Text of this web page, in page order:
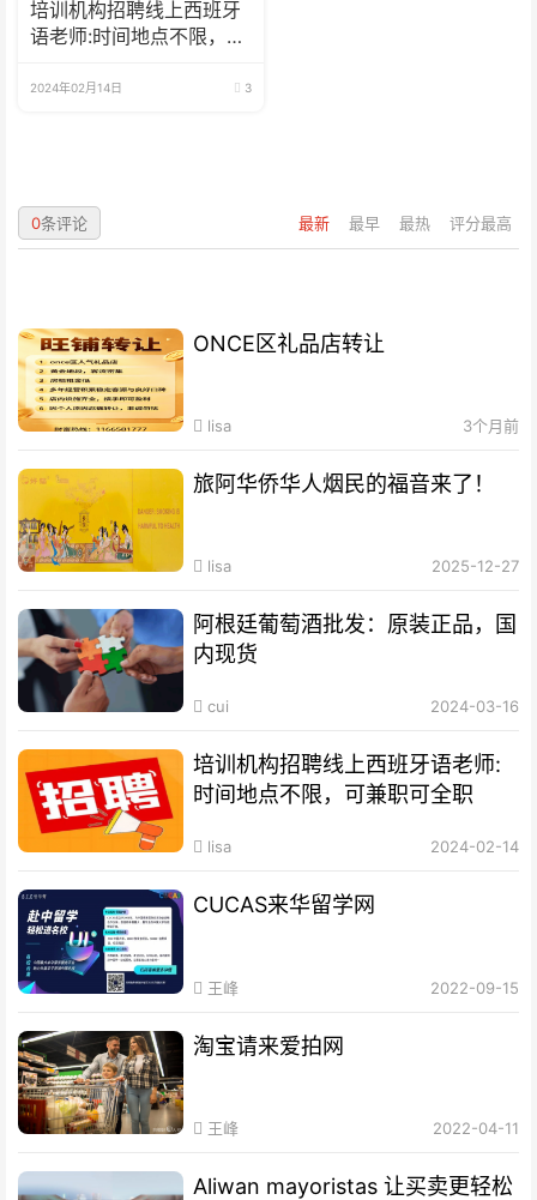
培训机构招聘线上西班牙
语老师:时间地点不限，可
2024年02月14日 3
最新 最早 最热 评分最高
0条评论
ONCE区礼品店转让
lisa 3个月前
旅阿华侨华人烟民的福音来了！
lisa 2025-12-27
阿根廷葡萄酒批发：原装正品，国
内现货
cui 2024-03-16
培训机构招聘线上西班牙语老师:
时间地点不限，可兼职可全职
lisa 2024-02-14
CUCAS来华留学网
王峰 2022-09-15
淘宝请来爱拍网
王峰 2022-04-11
Aliwan mayoristas 让买卖更轻松